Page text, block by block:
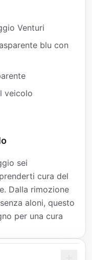
Venturi
blu con
veicolo
sei
cura del
Dalla rimozione
aloni, questo
per una cura